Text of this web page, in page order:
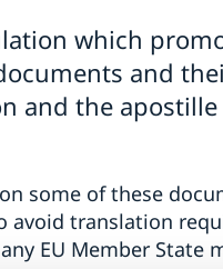
which
and
and the
some of these
translation
EU Member State